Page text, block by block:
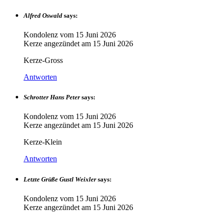
Alfred Oswald says:
Kondolenz vom 15 Juni 2026
Kerze angezündet am 15 Juni 2026
Kerze-Gross
Antworten
Schrotter Hans Peter says:
Kondolenz vom 15 Juni 2026
Kerze angezündet am 15 Juni 2026
Kerze-Klein
Antworten
Letzte Grüße Gustl Weixler says:
Kondolenz vom 15 Juni 2026
Kerze angezündet am 15 Juni 2026